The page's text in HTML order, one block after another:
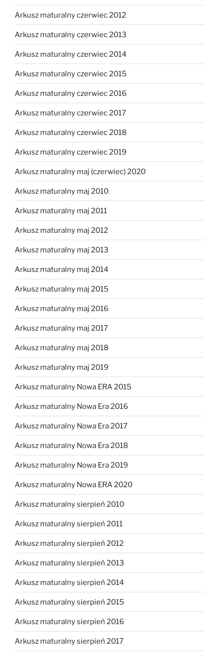
Arkusz maturalny czerwiec 2012
Arkusz maturalny czerwiec 2013
Arkusz maturalny czerwiec 2014
Arkusz maturalny czerwiec 2015
Arkusz maturalny czerwiec 2016
Arkusz maturalny czerwiec 2017
Arkusz maturalny czerwiec 2018
Arkusz maturalny czerwiec 2019
Arkusz maturalny maj (czerwiec) 2020
Arkusz maturalny maj 2010
Arkusz maturalny maj 2011
Arkusz maturalny maj 2012
Arkusz maturalny maj 2013
Arkusz maturalny maj 2014
Arkusz maturalny maj 2015
Arkusz maturalny maj 2016
Arkusz maturalny maj 2017
Arkusz maturalny maj 2018
Arkusz maturalny maj 2019
Arkusz maturalny Nowa ERA 2015
Arkusz maturalny Nowa Era 2016
Arkusz maturalny Nowa Era 2017
Arkusz maturalny Nowa Era 2018
Arkusz maturalny Nowa Era 2019
Arkusz maturalny Nowa ERA 2020
Arkusz maturalny sierpień 2010
Arkusz maturalny sierpień 2011
Arkusz maturalny sierpień 2012
Arkusz maturalny sierpień 2013
Arkusz maturalny sierpień 2014
Arkusz maturalny sierpień 2015
Arkusz maturalny sierpień 2016
Arkusz maturalny sierpień 2017